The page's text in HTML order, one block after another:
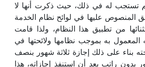
تستجب له في ذلك، حيث ذكرت أنها لا
المنصوص عليها في لوائح نظام الخدمة
من تطبيق هذا النظام، ولذا قامت
المعمول به بموجب نظامها ولائحتها في
بناء على ذلك إجازة ثلاثة شهور بنصف
راتب بعد أن استنفذ إجازاته، هذا